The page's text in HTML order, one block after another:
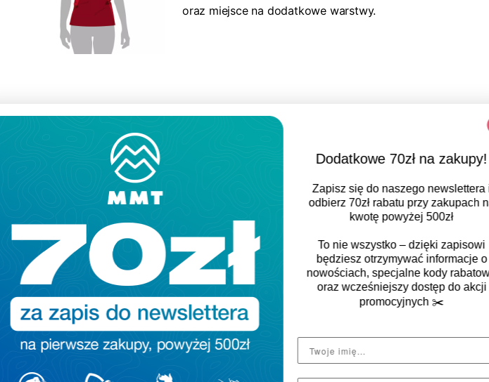
oraz miejsce na dodatkowe warstwy.
Dodatkowe 70zł na zakupy!
Zapisz się do naszego newslettera i
odbierz70zł rabatuprzy zakupach na
kwotę powyżej 500zł
To nie wszystko – dzięki zapisowi
będziesz otrzymywać informacje o
nowościach, specjalne kody rabatowe
oraz wcześniejszy dostęp do akcji
promocyjnych✂️